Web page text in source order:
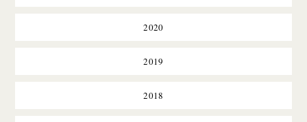
2020
2019
2018